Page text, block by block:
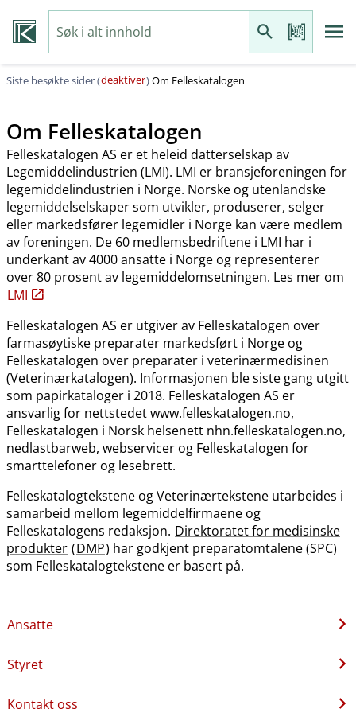
Siste besøkte sider (deaktiver)Om Felleskatalogen
Om Felleskatalogen
Felleskatalogen AS er et heleid datterselskap av
Legemiddelindustrien (LMI). LMI er bransjeforeningen for
legemiddelindustrien i Norge. Norske og utenlandske
legemiddelselskaper som utvikler, produserer, selger
eller markedsfører legemidler i Norge kan være medlem
av foreningen. De 60 medlemsbedriftene i LMI har i
underkant av 4000 ansatte i Norge og representerer
over 80 prosent av legemiddelomsetningen. Les mer om
LMI
Felleskatalogen AS er utgiver av Felleskatalogen over
farmasøytiske preparater markedsført i Norge og
Felleskatalogen over preparater i veterinærmedisinen
(Veterinærkatalogen). Informasjonen ble siste gang utgitt
som papirkataloger i 2018. Felleskatalogen AS er
ansvarlig for nettstedet www.felleskatalogen.no,
Felleskatalogen i Norsk helsenett nhn.felleskatalogen.no,
nedlastbarweb, webservicer og Felleskatalogen for
smarttelefoner og lesebrett.
Felleskatalogtekstene og Veterinærtekstene utarbeides i
samarbeid mellom legemiddelfirmaene og
Felleskatalogens redaksjon. Direktoratet for medisinske
produkter (DMP) har godkjent preparatomtalene (SPC)
som Felleskatalogtekstene er basert på.
Ansatte
Styret
Kontakt oss